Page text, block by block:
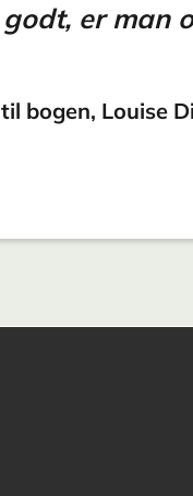
er man
bogen, Louise